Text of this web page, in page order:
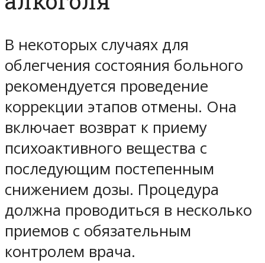
В некоторых случаях для
облегчения состояния больного
рекомендуется проведение
коррекции этапов отмены. Она
включает возврат к приему
психоактивного вещества с
последующим постепенным
снижением дозы. Процедура
должна проводиться в несколько
приемов с обязательным
контролем врача.